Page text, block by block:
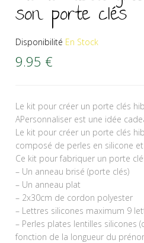
son porte clés
Disponibilité En Stock
9.95 €
Le kit pour créer un porte clés
APersonnaliser est une idée
Le kit pour créer un porte clés
composé de perles en silicone et
Ce kit pour fabriquer un porte
– Un anneau brisé (porte clés)
– Un anneau plat
– 2x30cm de cordon polyester
– Lettres silicones maximum 9
– Perles plates lentilles silicones
fonction de la longueur du